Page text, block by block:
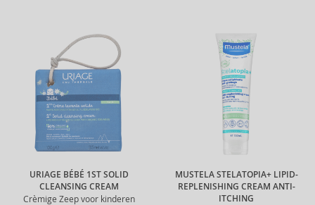
URIAGE BÉBÉ 1ST SOLID
CLEANSING CREAM
Crèmige Zeep voor kinderen
MUSTELA STELATOPIA+ LIPID-
REPLENISHING CREAM ANTI-
ITCHING